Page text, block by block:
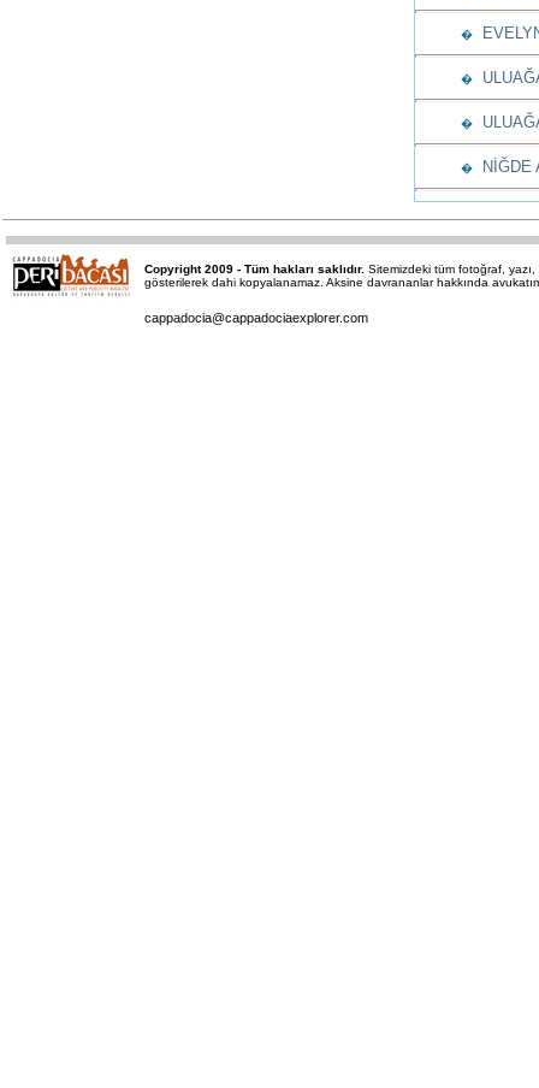
�
�
�
� NİĞDE
Copyright 2009 - Tüm hakları saklıdır. Sitemizdeki tüm fotoğraf,
gösterilerek dahi kopyalanamaz. Aksine davrananlar hakkında
cappadocia@cappadociaexplorer.com